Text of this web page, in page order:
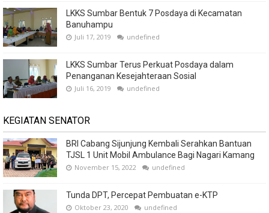
LKKS Sumbar Bentuk 7 Posdaya di Kecamatan
Banuhampu
Juli 17, 2019 undefined
LKKS Sumbar Terus Perkuat Posdaya dalam
Penanganan Kesejahteraan Sosial
Juli 16, 2019 undefined
KEGIATAN SENATOR
BRI Cabang Sijunjung Kembali Serahkan Bantuan
TJSL 1 Unit Mobil Ambulance Bagi Nagari Kamang
November 15, 2022 undefined
Tunda DPT, Percepat Pembuatan e-KTP
Oktober 23, 2020 undefined